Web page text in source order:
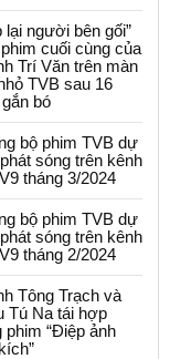
lại người bên gối”
cuối cùng của
Trí Văn trên màn
TVB sau 16
bó
bộ phim TVB dự
sóng trên kênh
tháng 3/2024
bộ phim TVB dự
sóng trên kênh
tháng 2/2024
Tông Trạch và
Tú Na tái hợp
phim “Điệp ảnh